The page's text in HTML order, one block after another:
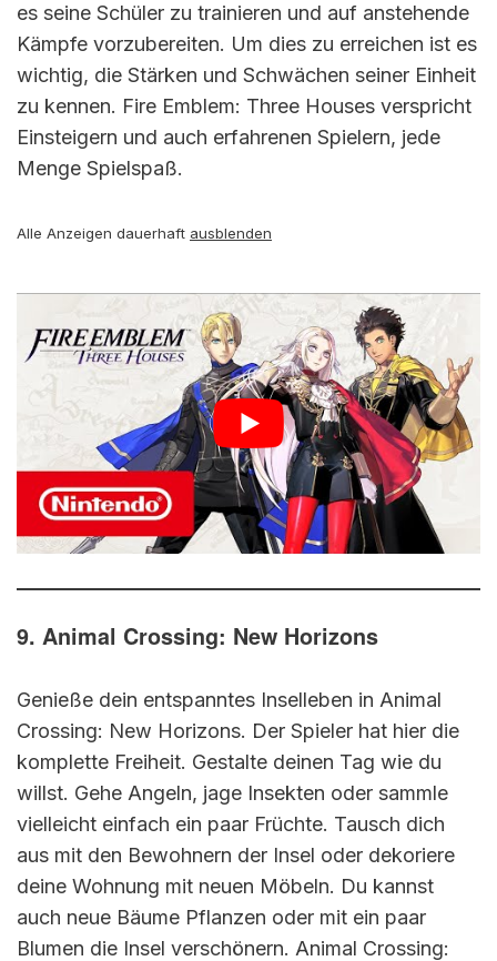
es seine Schüler zu trainieren und auf anstehende
Kämpfe vorzubereiten. Um dies zu erreichen ist es
wichtig, die Stärken und Schwächen seiner Einheit
zu kennen. Fire Emblem: Three Houses verspricht
Einsteigern und auch erfahrenen Spielern, jede
Menge Spielspaß.
Alle Anzeigen dauerhaft ausblenden
9. Animal Crossing: New Horizons
Genieße dein entspanntes Inselleben in Animal
Crossing: New Horizons. Der Spieler hat hier die
komplette Freiheit. Gestalte deinen Tag wie du
willst. Gehe Angeln, jage Insekten oder sammle
vielleicht einfach ein paar Früchte. Tausch dich
aus mit den Bewohnern der Insel oder dekoriere
deine Wohnung mit neuen Möbeln. Du kannst
auch neue Bäume Pflanzen oder mit ein paar
Blumen die Insel verschönern. Animal Crossing: